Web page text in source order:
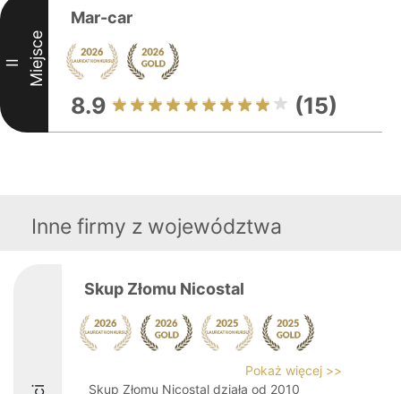
II Miejsce
Mar-car
8.9 (15)
Inne firmy z województwa
Skup Złomu Nicostal
Pokaż więcej >>
Skup Złomu Nicostal działa od 2010